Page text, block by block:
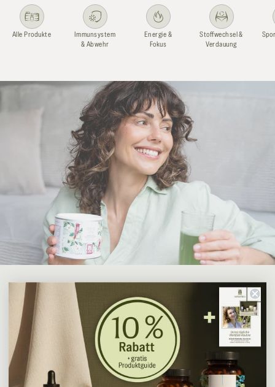
Alle Produkte
Immunsystem
& Abwehr
Energie &
Fokus
Stoffwechsel &
Verdauung
Finde dein Produkt mit
unserem Produktratgeber
Entdecke jetzt unseren neuen Produktratgeber! Finde schnell und
einfach heraus, welche NATURTREU Produkte zu deinen Bedürfnissen
passen!